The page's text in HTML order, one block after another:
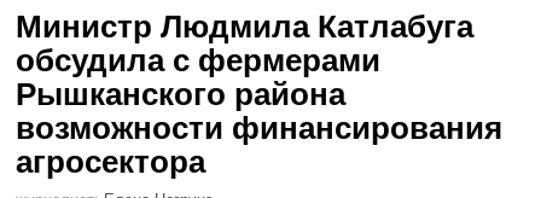
Министр Людмила Катлабуга
обсудила с фермерами
Рышканского района
возможности финансирования
агросектора